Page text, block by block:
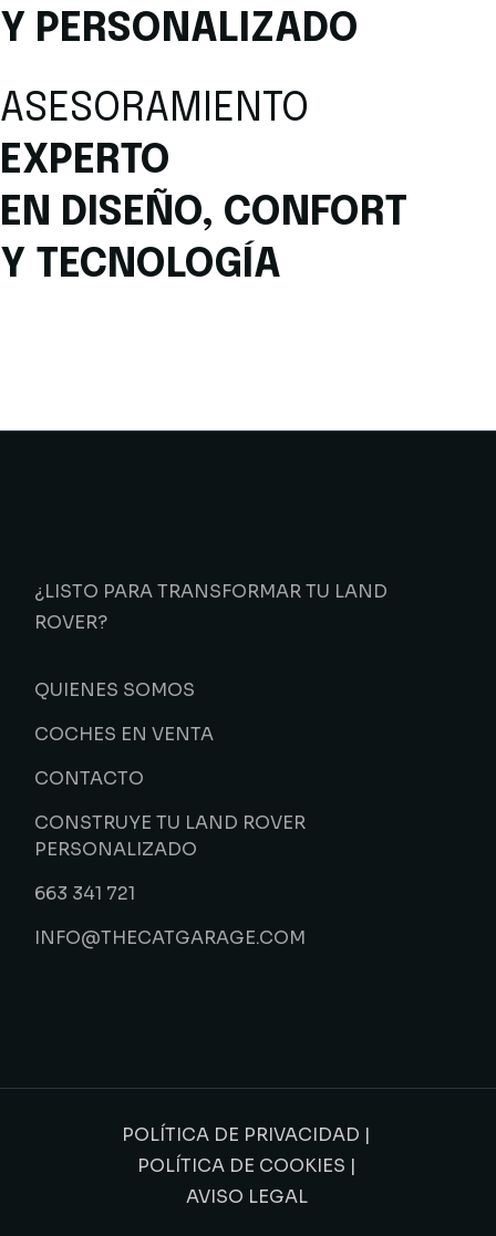
Y PERSONALIZADO
ASESORAMIENTO
EXPERTO
EN DISEÑO, CONFORT
Y TECNOLOGÍA
¿LISTO PARA TRANSFORMAR TU LAND
ROVER?
QUIENES SOMOS
COCHES EN VENTA
CONTACTO
CONSTRUYE TU LAND ROVER
PERSONALIZADO
663 341 721
INFO@THECATGARAGE.COM
POLÍTICA DE PRIVACIDAD |
POLÍTICA DE COOKIES |
AVISO LEGAL